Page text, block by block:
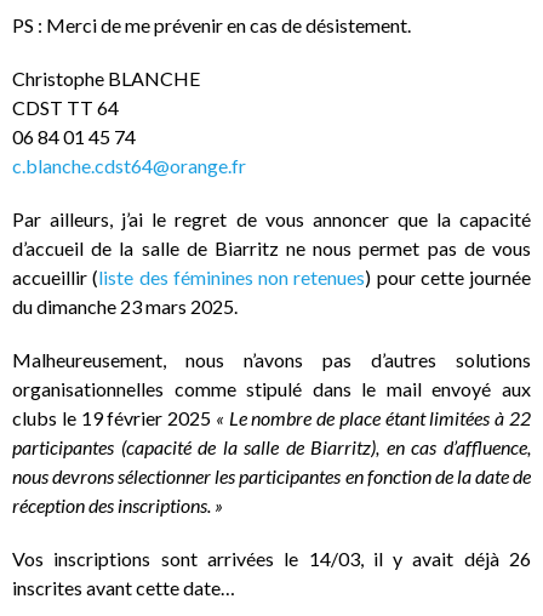
PS : Merci de me prévenir en cas de désistement.
Christophe BLANCHE
CDST TT 64
06 84 01 45 74
c.blanche.cdst64@orange.fr
Par ailleurs, j’ai le regret de vous annoncer que la capacité
d’accueil de la salle de Biarritz ne nous permet pas de vous
accueillir (liste des féminines non retenues) pour cette journée
du dimanche 23 mars 2025.
Malheureusement, nous n’avons pas d’autres solutions
organisationnelles comme stipulé dans le mail envoyé aux
clubs le 19 février 2025 « Le nombre de place étant limitées à 22
participantes (capacité de la salle de Biarritz), en cas d’affluence,
nous devrons sélectionner les participantes en fonction de la date de
réception des inscriptions. »
Vos inscriptions sont arrivées le 14/03, il y avait déjà 26
inscrites avant cette date…